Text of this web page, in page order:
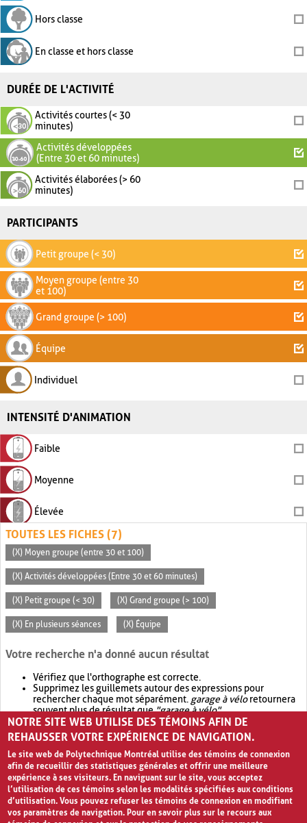
Hors classe
En classe et hors classe
DURÉE DE L'ACTIVITÉ
Activités courtes (< 30
minutes)
Activités développées
(Entre 30 et 60 minutes)
Activités élaborées (> 60
minutes)
PARTICIPANTS
Petit groupe (< 30)
Moyen groupe (entre 30
et 100)
Grand groupe (> 100)
Équipe
Individuel
INTENSITÉ D'ANIMATION
Faible
Moyenne
Élevée
TOUTES LES FICHES (7)
(X) Moyen groupe (entre 30 et 100)
(X) Activités développées (Entre 30 et 60 minutes)
(X) Petit groupe (< 30) (X) Grand groupe (> 100)
(X) En plusieurs séances (X) Équipe
Votre recherche n'a donné aucun résultat
Vérifiez que l'orthographe est correcte.
Supprimez les guillemets autour des expressions pour
rechercher chaque mot séparément. garage à véloretournera
souvent plus de résultat que"garage à vélo".
Envisagez d'élargir votre recherche avec OR.garage OR vélo
retournera souvent plus de résultat quegarage à vélo
NOTRE SITE WEB UTILISE DES TÉMOINS AFIN DE
REHAUSSER VOTRE EXPÉRIENCE DE NAVIGATION.
Le site web de Polytechnique Montréal utilise des témoins de connexion
afin de recueillir des statistiques générales et offrir une meilleure
expérience à ses visiteurs. En naviguant sur le site, vous acceptez
l’utilisation de ces témoins selon les modalités spécifiées aux conditions
d’utilisation. Vous pouvez refuser les témoins de connexion en modifiant
vos paramètres de navigation. Pour en savoir plus sur le recours aux